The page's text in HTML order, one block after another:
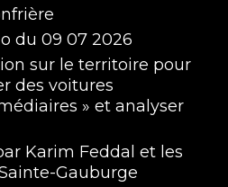
du 09 07 2026
sur le territoire pour
des voitures
» et analyser
Karim Feddal et les
Gauburge